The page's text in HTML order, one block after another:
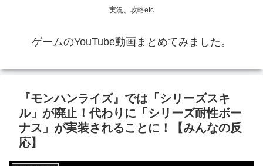
実況、攻略etc
ゲームのYouTube動画まとめてみました。
『モンハンライズ』では「シリーズスキ
ル」が廃止！代わりに「シリーズ耐性ボー
ナス」が実装されることに！【みんなの反
応】